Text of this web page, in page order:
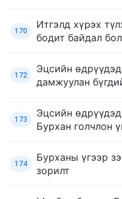
170
Итгэлд хүрэх
бодит байдал
172
Эцсийн
дамжуулан
173
Эцсийн
Бурхан голчлон
174
Бурханы үгээр
зорилт